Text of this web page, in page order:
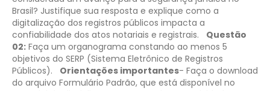
Brasil? Justifique sua resposta e explique como a
digitalização dos registros públicos impacta a
confiabilidade dos atos notariais e registrais.
Questão
02: Faça um organograma constando ao menos 5
objetivos do SERP (Sistema Eletrônico de Registros
Públicos).
Orientações importantes​- Faça o download
do arquivo Formulário Padrão, que está disponível no